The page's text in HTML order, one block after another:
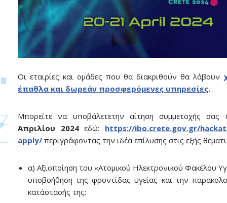
Οι εταιρίες και ομάδες που θα διακριθούν θα λάβουν
έπαθλα και δωρεάν προσφερόμενες υπηρεσίες.
Μπορείτε να υποβάλετετην αίτηση συμμετοχής σας
Απριλίου 2024εδώ: https://ibo.crete.gov.gr/
apply/ περιγράφοντας την ιδέα επίλυσης στις εξής
α) Αξιοποίηση του «Ατομικού Ηλεκτρονικού Φακέλου
υποβοήθηση της φροντίδας υγείας και την
κατάστασής της;